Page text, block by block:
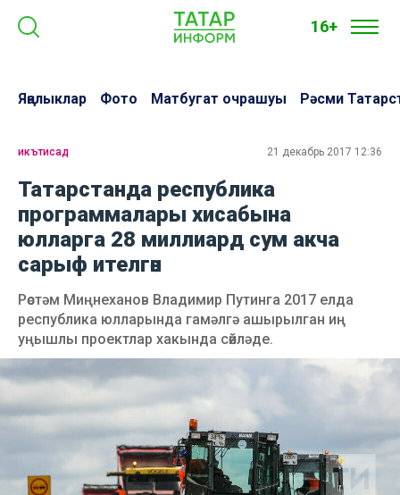
16+
Яңалыклар Фото Матбугат очрашуы Рәсми
икътисад 21 декабрь 2017 12:36
Татарстанда республика
программалары хисабына
юлларга 28 миллиард сум акча
сарыф ителгән
Рөстәм Миңнеханов Владимир Путинга 2017 елда
республика юлларында гамәлгә ашырылган иң
уңышлы проектлар хакында сөйләде.